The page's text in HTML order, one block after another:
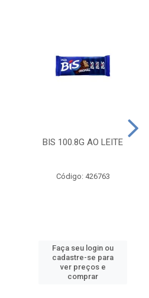
BIS 100.8G AO LEITE
Código: 426763
Faça seu login ou
cadastre-se para
ver preços e
comprar